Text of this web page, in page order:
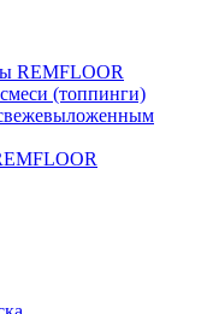
REMFLOOR
(топпинги)